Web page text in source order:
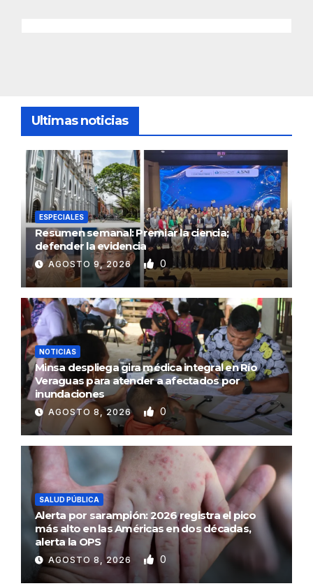
Ultimas noticias
ESPECIALES
Resumen semanal: Premiar la ciencia;
defender la evidencia
AGOSTO 9, 2026 0
NOTICIAS
Minsa despliega gira médica integral en Río
Veraguas para atender a afectados por
inundaciones
AGOSTO 8, 2026 0
SALUD PÚBLICA
Alerta por sarampión: 2026 registra el pico
más alto en las Américas en dos décadas,
alerta la OPS
AGOSTO 8, 2026 0